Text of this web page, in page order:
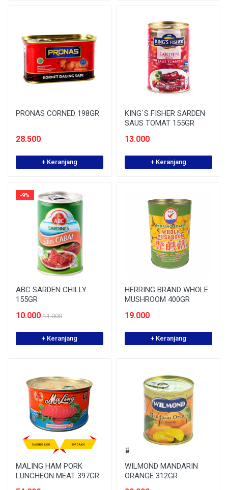
PRONAS CORNED 198GR
28.500
+ Keranjang
KING`S FISHER SARDEN
SAUS TOMAT 155GR
13.000
+ Keranjang
-9%
ABC SARDEN CHILLY
155GR
10.000 11.000
+ Keranjang
HERRING BRAND WHOLE
MUSHROOM 400GR
19.000
+ Keranjang
MALING HAM PORK
LUNCHEON MEAT 397GR
WILMOND MANDARIN
ORANGE 312GR